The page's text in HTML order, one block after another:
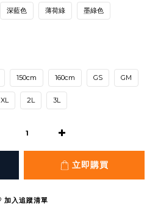
深藍色 薄荷綠 墨綠色
150cm 160cm GS GM
XL 2L 3L
立即購買
加入追蹤清單